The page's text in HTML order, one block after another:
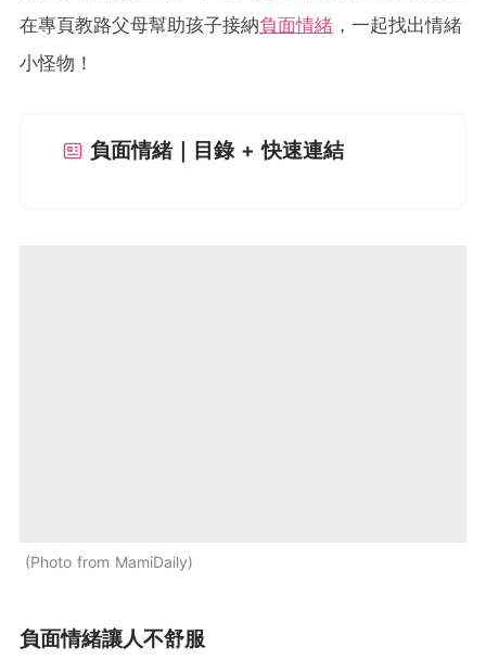
在專頁教路父母幫助孩子接納負面情緒 ，一起找出情緒
小怪物！
負面情緒｜目錄 + 快速連結
Photo from MamiDaily
負面情緒讓人不舒服